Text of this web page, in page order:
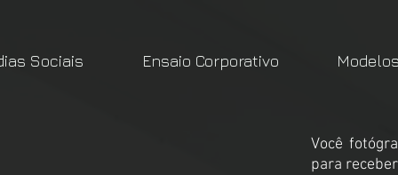
Sociais Ensaio Corporativo
Você
para